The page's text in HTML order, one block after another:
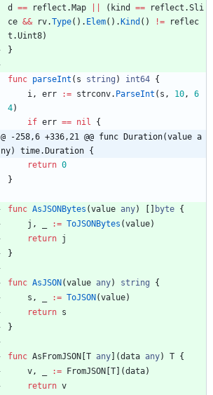
d
== reflect . Map ( kind == reflect .Sli
ce && rv.Type( ) . Elem( ) . Kind ( ) !=
reflec
t .Uint8)
}
func parseInt ( s string ) int64 {
i, err := strconv. ParseInt ( s , 10,
6
4)
if err == nil
{
@ -258,6 +336,21 @@ func Duration(value a
ny) time.Duration {
return 0
}
func AsJSONBytes (value any) byte {
j , := ToJSONBytes (value)
return j
}
func AsJSON (value any) string
{
s , := ToJSON (value)
return s
}
func AsFromJSON T any (data any) T {
v, := FromJSON T (data)
return v